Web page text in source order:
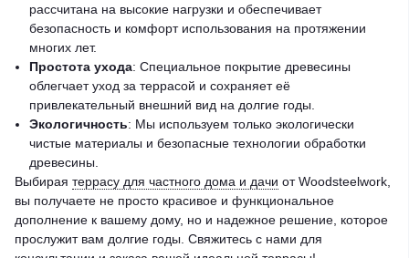
рассчитана на высокие нагрузки и обеспечивает
безопасность и комфорт использования на протяжении
многих лет.
Простота ухода: Специальное покрытие древесины
облегчает уход за террасой и сохраняет её
привлекательный внешний вид на долгие годы.
Экологичность: Мы используем только экологически
чистые материалы и безопасные технологии обработки
древесины.
Выбирая террасу для частного дома и дачи от Woodsteelwork,
вы получаете не просто красивое и функциональное
дополнение к вашему дому, но и надежное решение, которое
прослужит вам долгие годы. Свяжитесь с нами для